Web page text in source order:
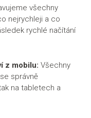
ukáže mnohem
vašem webu.
certifikaci Google
samotné SEO,
v obsahu stránek.
stran, za které
jenom tehdy
všechny
nejrychleji a co
rychlé načítání
z mobilu: Všechny
správně
na tabletech a